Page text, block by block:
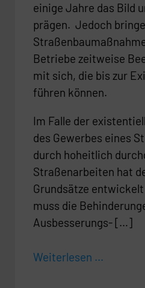
einige Jahre das Bild
prägen. Jedoch
Betriebe zeitweise
mit sich, die bis zur
führen können.
Im Falle der
des Gewerbes eines
durch hoheitlich
Straßenarbeiten hat
Grundsätze
muss die
Ausbesserungs- […]
Weiterlesen ...